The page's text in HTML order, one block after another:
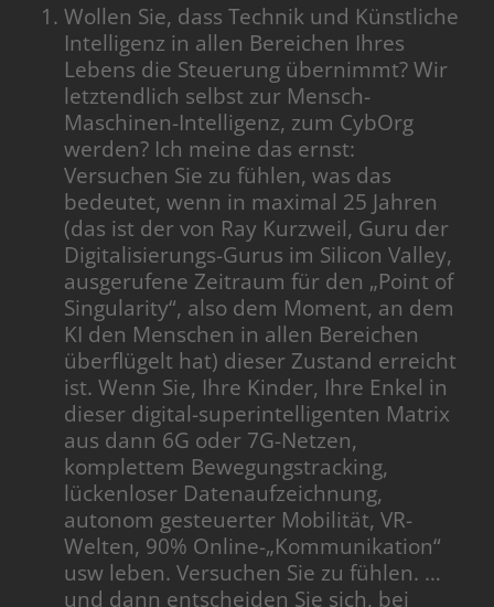
Wollen Sie, dass Technik und Künstliche
Intelligenz in allen Bereichen Ihres
Lebens die Steuerung übernimmt? Wir
letztendlich selbst zur Mensch-
Maschinen-Intelligenz, zum CybOrg
werden? Ich meine das ernst:
Versuchen Sie zu fühlen, was das
bedeutet, wenn in maximal 25 Jahren
(das ist der von Ray Kurzweil, Guru der
Digitalisierungs-Gurus im Silicon Valley,
ausgerufene Zeitraum für den „Point of
Singularity“, also dem Moment, an dem
KI den Menschen in allen Bereichen
überflügelt hat) dieser Zustand erreicht
ist. Wenn Sie, Ihre Kinder, Ihre Enkel in
dieser digital-superintelligenten Matrix
aus dann 6G oder 7G-Netzen,
komplettem Bewegungstracking,
lückenloser Datenaufzeichnung,
autonom gesteuerter Mobilität, VR-
Welten, 90% Online-„Kommunikation“
usw leben. Versuchen Sie zu fühlen. …
und dann entscheiden Sie sich, bei